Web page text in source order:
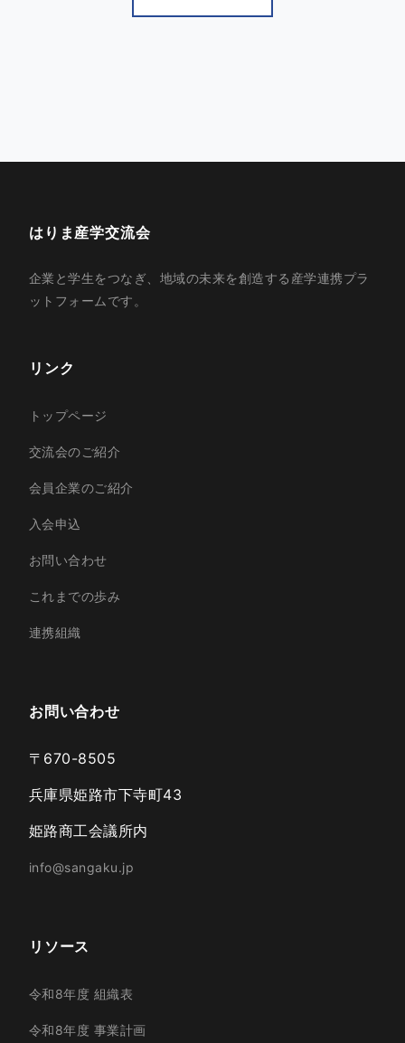
はりま産学交流会
企業と学生をつなぎ、地域の未来を創造する産学連携プラ
ットフォームです。
リンク
トップページ
交流会のご紹介
会員企業のご紹介
入会申込
お問い合わせ
これまでの歩み
連携組織
お問い合わせ
〒670-8505
兵庫県姫路市下寺町43
姫路商工会議所内
info@sangaku.jp
リソース
令和8年度 組織表
令和8年度 事業計画